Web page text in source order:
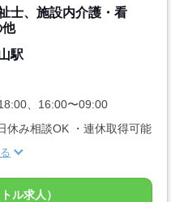
士、施設内介護・看
他
駅
、16:00〜09:00
み相談OK ・連休取得可能
ル求人）